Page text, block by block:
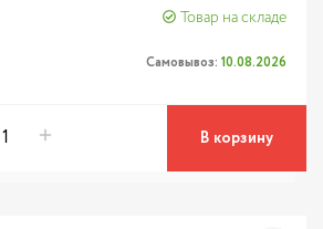
Товар на складе
Самовывоз: 10.08.2026
В корзину